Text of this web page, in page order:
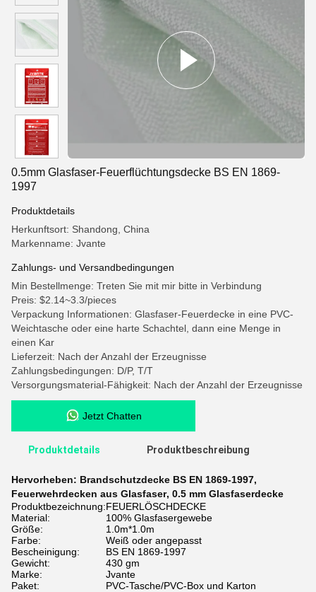
0.5mm Glasfaser-Feuerflüchtungsdecke BS EN 1869-
1997
Produktdetails
Herkunftsort: Shandong, China
Markenname: Jvante
Zahlungs- und Versandbedingungen
Min Bestellmenge: Treten Sie mit mir bitte in Verbindung
Preis: $2.14~3.3/pieces
Verpackung Informationen: Glasfaser-Feuerdecke in eine PVC-
Weichtasche oder eine harte Schachtel, dann eine Menge in
einen Kar
Lieferzeit: Nach der Anzahl der Erzeugnisse
Zahlungsbedingungen: D/P, T/T
Versorgungsmaterial-Fähigkeit: Nach der Anzahl der Erzeugnisse
Jetzt Chatten
Produktdetails Produktbeschreibung
Hervorheben: Brandschutzdecke BS EN 1869-1997,
Feuerwehrdecken aus Glasfaser, 0.5 mm Glasfaserdecke
Produktbezeichnung:FEUERLÖSCHDECKE
Material:
100% Glasfasergewebe
Größe:
1.0m*1.0m
Farbe:
Weiß oder angepasst
Bescheinigung:
BS EN 1869-1997
Gewicht:
430 gm
Marke:
Jvante
Paket:
PVC-Tasche/PVC-Box und Karton